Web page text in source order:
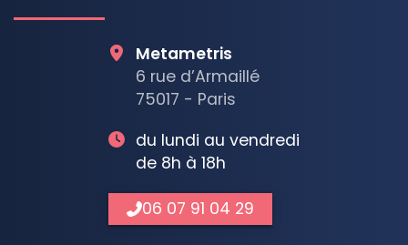
Metametris
6 rue d’Armaillé
75017 - Paris
du lundi au vendredi
de 8h à 18h
06 07 91 04 29